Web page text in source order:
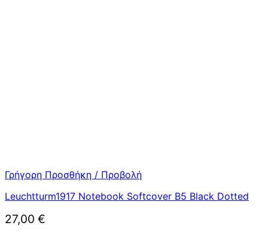
Γρήγορη Προσθήκη / Προβολή
Leuchtturm1917 Notebook Softcover B5 Black Dotted
27,00 €